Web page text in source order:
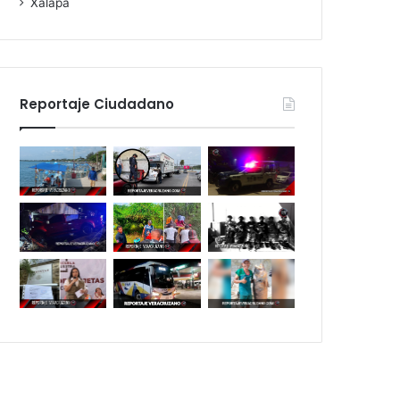
Reportaje Ciudadano